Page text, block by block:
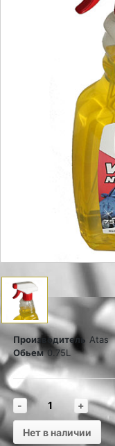
Производитель Atas
Обьем 0.75L
- +
Нет в наличии